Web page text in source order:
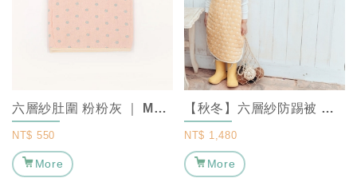
六層紗肚圍 粉粉灰 ｜ MARURU【保暖寶寶肚圍/嬰兒肚圍】
NT$ 550
More
【秋冬】六層紗防踢被 點點橙 ｜ MARURU 【寶寶防踢被/嬰兒防踢被/防踢...
NT$ 1,480
More